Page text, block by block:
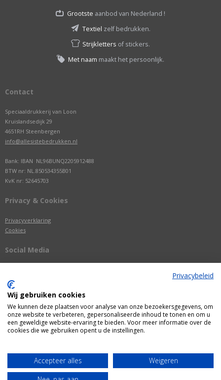
Grootste aanbod van Nederland !
Textiel zelf bedrukken.
Strijkletters of stickers.
Met naam maakt het persoonlijk.
Contact
Speciaaldrukkerij van Loon
Kruislandsedijk 29
4651RH Steenbergen
info@allesistebedrukken.nl
Bank: IBAN NL96BUNQ2205912488
BTW nr: NL.850534355B01
KvK nr: 52645703
Privacy & Cookies
Privacyverklaring
Cookies
Social Media
Webshop door
Privacybeleid
Wij gebruiken cookies
We kunnen deze plaatsen voor analyse van onze bezoekersgegevens, om
onze website te verbeteren, gepersonaliseerde inhoud te tonen en om u
een geweldige website-ervaring te bieden. Voor meer informatie over de
cookies die we gebruiken opent u de instellingen.
Accepteer alles
Weigeren